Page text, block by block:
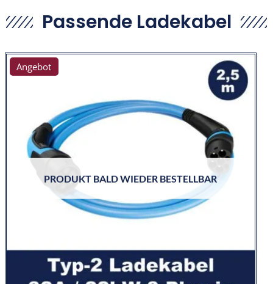
Passende Ladekabel
Angebot
PRODUKT BALD WIEDER BESTELLBAR